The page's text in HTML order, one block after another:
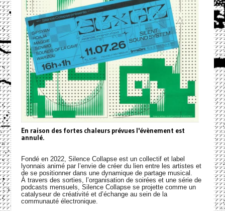
En raison des fortes chaleurs prévues l'évènement est
annulé.
Fondé en 2022, Silence Collapse est un collectif et label
lyonnais animé par l’envie de créer du lien entre les artistes et
de se positionner dans une dynamique de partage musical.
À travers des sorties, l’organisation de soirées et une série de
podcasts mensuels, Silence Collapse se projette comme un
catalyseur de créativité et d’échange au sein de la
communauté électronique.